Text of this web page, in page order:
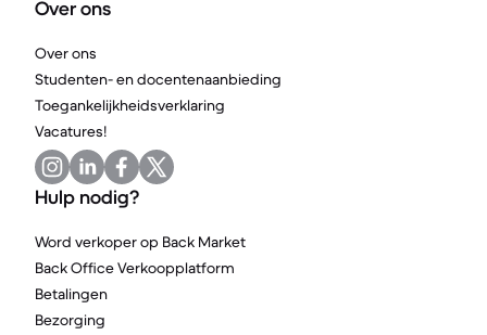
Over ons
Over ons
Studenten- en docentenaanbieding
Toegankelijkheidsverklaring
Vacatures!
Hulp nodig?
Word verkoper op Back Market
Back Office Verkoopplatform
Betalingen
Bezorging